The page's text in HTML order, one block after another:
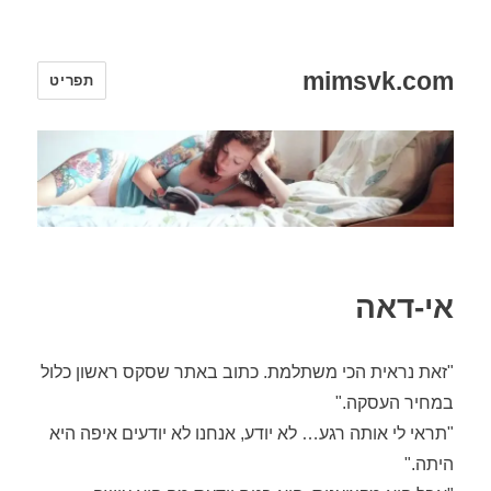
mimsvk.com תפריט
אי-דאה
"זאת נראית הכי משתלמת. כתוב באתר שסקס ראשון כלול
במחיר העסקה."
"תראי לי אותה רגע… לא יודע, אנחנו לא יודעים איפה היא
היתה."